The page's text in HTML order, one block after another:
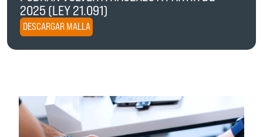
2025 (LEY 21.091)
DESCARGAR MALLA